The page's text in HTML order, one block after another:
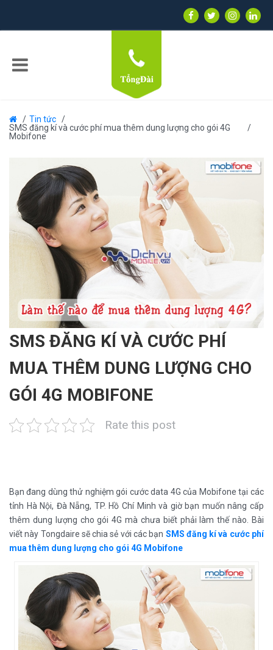
Tin tức
SMS đăng kí và cước phí mua thêm dung lượng cho gói 4G
Mobifone
SMS ĐĂNG KÍ VÀ CƯỚC PHÍ
MUA THÊM DUNG LƯỢNG CHO
GÓI 4G MOBIFONE
Rate this post
Bạn đang dùng thử nghiệm gói cước data 4G của Mobifone tại các
tỉnh Hà Nội, Đà Nẵng, TP. Hồ Chí Minh và giờ bạn muốn nâng cấp
thêm dung lượng cho gói 4G mà chưa biết phải làm thế nào. Bài
viết này Tongdaire sẽ chia sẻ với các bạn SMS đăng kí và cước phí
mua thêm dung lượng cho gói 4G Mobifone